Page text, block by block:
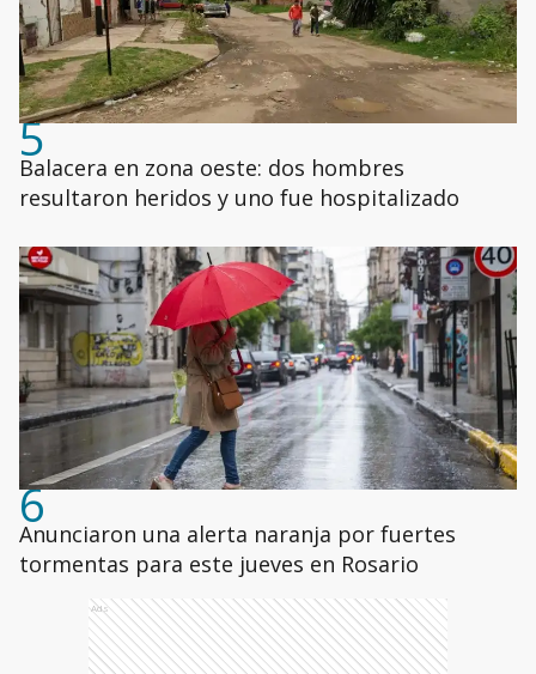
5
Balacera en zona oeste: dos hombres
resultaron heridos y uno fue hospitalizado
6
Anunciaron una alerta naranja por fuertes
tormentas para este jueves en Rosario
Ads